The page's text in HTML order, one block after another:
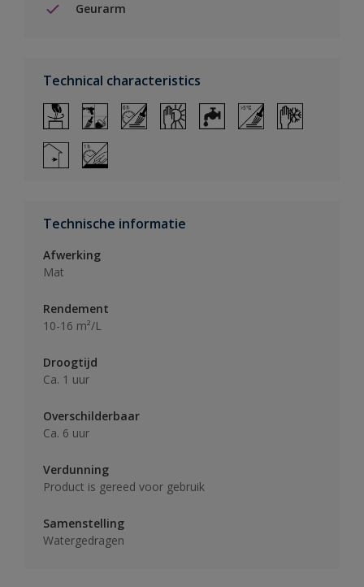
Geurarm
Technical characteristics
Technische informatie
Afwerking
Mat
Rendement
10-16 m²/L
Droogtijd
Ca. 1 uur
Overschilderbaar
Ca. 6 uur
Verdunning
Product is gereed voor gebruik
Samenstelling
Watergedragen